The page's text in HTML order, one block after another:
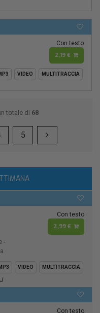
Con testo
2,19 €
VIDEO MULTITRACCIA
totale di 68
5
-
Con testo
2,99 €
VIDEO MULTITRACCIA
Con testo